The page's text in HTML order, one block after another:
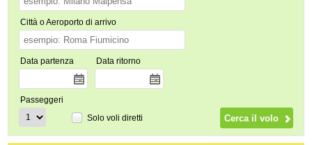
Città o Aeroporto di arrivo
Data partenza Data ritorno
Passeggeri
Solo voli diretti